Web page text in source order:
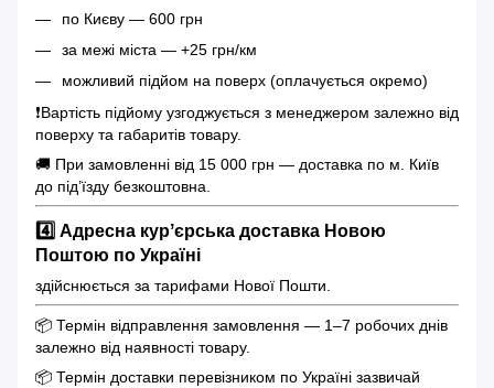
по Києву — 600 грн
за межі міста — +25 грн/км
можливий підйом на поверх (оплачується окремо)
❗️Вартість підйому узгоджується з менеджером залежно від
поверху та габаритів товару.
🚚 При замовленні від 15 000 грн — доставка по м. Київ
до під’їзду безкоштовна.
4️⃣ Адресна курʼєрська доставка Новою
Поштою по Україні
здійснюється за тарифами Нової Пошти.
📦 Термін відправлення замовлення — 1–7 робочих днів
залежно від наявності товару.
📦 Термін доставки перевізником по Україні зазвичай